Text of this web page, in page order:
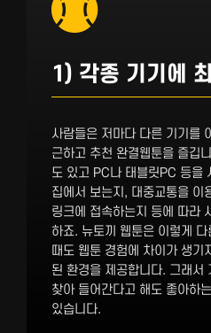
1) 각종 기기에
사람들은 저마다 다른 기기를
근하고 추천 완결웹툰을 즐깁
도 있고 PC나 태블릿PC 등을
집에서 보는지, 대중교통을 이
링크에 접속하는지 등에 따라
하죠. 뉴토끼 웹툰은 이렇게
때도 웹툰 경험에 차이가 생기
된 환경을 제공합니다. 그래서
찾아 들어간다고 해도 좋아하
있습니다.